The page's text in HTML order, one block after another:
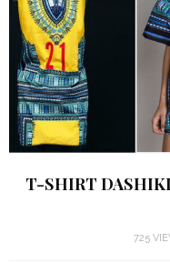
T-SHIRT
725